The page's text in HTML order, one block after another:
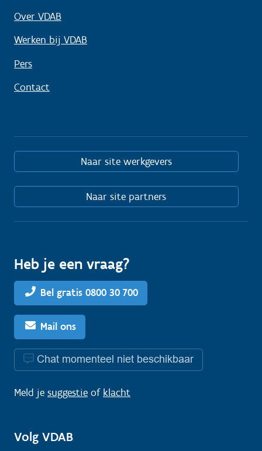
Over VDAB
Werken bij VDAB
Pers
Contact
Naar site werkgevers
Naar site partners
Heb je een vraag?
Bel gratis 0800 30 700
Mail ons
Chat momenteel niet beschikbaar
Meld je suggestie of klacht
Volg VDAB